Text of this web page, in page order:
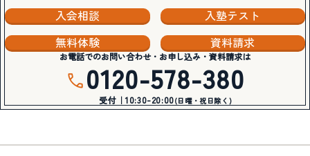
入会相談
入塾テスト
無料体験
資料請求
お電話でのお問い合わせ・お申し込み・資料請求は
0120-578-380
受付｜10:30-20:00(日曜・祝日除く)